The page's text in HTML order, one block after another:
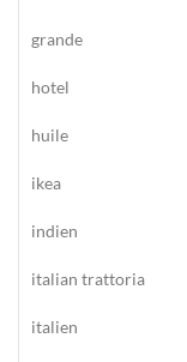
grande
hotel
huile
ikea
indien
italian trattoria
italien